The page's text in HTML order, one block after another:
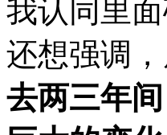
我认同里
还想强调
去两三年